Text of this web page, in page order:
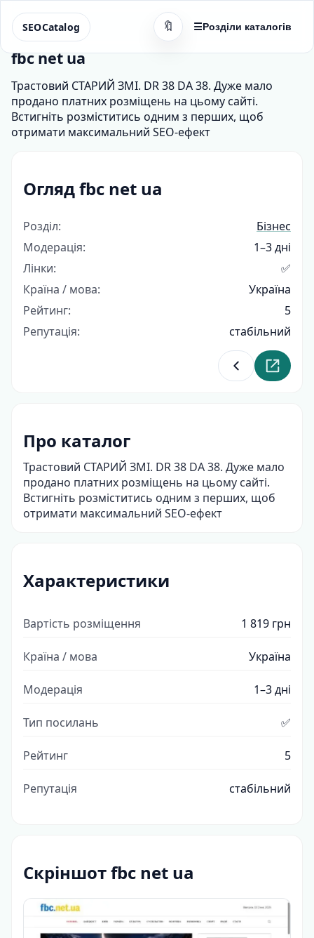
SEOCatalog 🔖 ☰Розділи каталогів
fbc net ua
Трастовий СТАРИЙ ЗМІ. DR 38 DA 38. Дуже мало
продано платних розміщень на цьому сайті.
Встигніть розміститись одним з перших, щоб
отримати максимальний SEO-ефект
Огляд fbc net ua
Розділ:
Бізнес
Модерація:
1–3 дні
Лінки:
✅
Країна / мова:
Україна
Рейтинг:
5
Репутація:
стабільний
Повернутися
Про каталог
Трастовий СТАРИЙ ЗМІ. DR 38 DA 38. Дуже мало
продано платних розміщень на цьому сайті.
Встигніть розміститись одним з перших, щоб
отримати максимальний SEO-ефект
Характеристики
Вартість розміщення 1 819 грн
Країна / мова Україна
Модерація 1–3 дні
Тип посилань ✅
Рейтинг 5
Репутація стабільний
Скріншот fbc net ua